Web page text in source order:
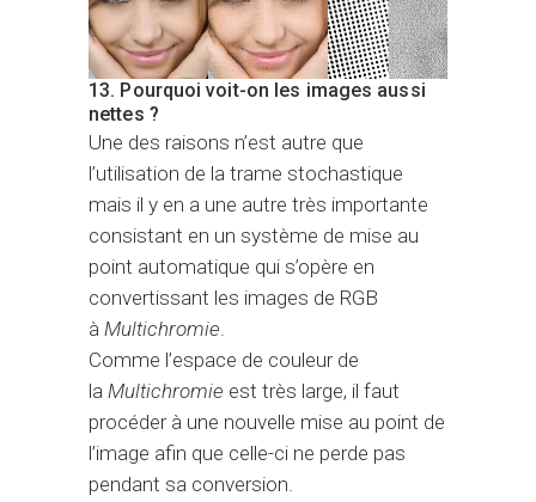
13. Pourquoi voit-on les images aussi
nettes ?
Une des raisons n’est autre que
l’utilisation de la trame stochastique
mais il y en a une autre très importante
consistant en un système de mise au
point automatique qui s’opère en
convertissant les images de RGB
à Multichromie.
Comme l’espace de couleur de
la Multichromie est très large, il faut
procéder à une nouvelle mise au point de
l’image afin que celle-ci ne perde pas
pendant sa conversion.